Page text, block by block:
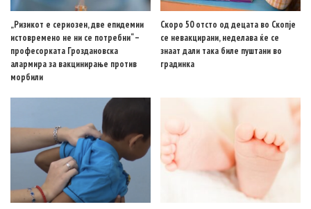
„Ризикот е сериозен, две епидемии
истовремено не ни се потребни“ –
професорката Гроздановска
алармира за вакцинирање против
морбили
Скоро 50 отсто од децата во Скопје
се невакцирани, неделава ќе се
знаат дали така биле пуштани во
градинка